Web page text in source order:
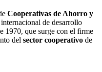
Cooperativas de Ahorro y
de desarrollo
1970, que surge con el firme
del sector cooperativo de